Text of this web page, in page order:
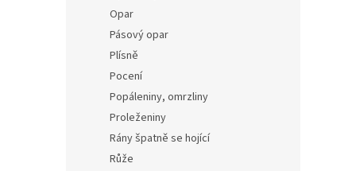
Opar
Pásový opar
Plísně
Pocení
Popáleniny, omrzliny
Proleženiny
Rány špatně se hojící
Růže